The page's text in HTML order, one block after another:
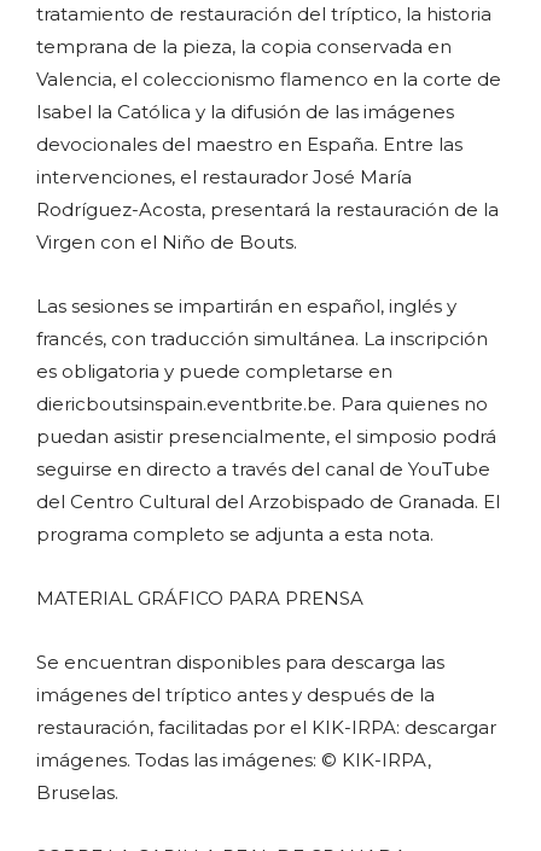
tratamiento de restauración del tríptico, la historia
temprana de la pieza, la copia conservada en
Valencia, el coleccionismo flamenco en la corte de
Isabel la Católica y la difusión de las imágenes
devocionales del maestro en España. Entre las
intervenciones, el restaurador José María
Rodríguez-Acosta, presentará la restauración de la
Virgen con el Niño de Bouts.
Las sesiones se impartirán en español, inglés y
francés, con traducción simultánea. La inscripción
es obligatoria y puede completarse en
diericboutsinspain.eventbrite.be. Para quienes no
puedan asistir presencialmente, el simposio podrá
seguirse en directo a través del canal de YouTube
del Centro Cultural del Arzobispado de Granada. El
programa completo se adjunta a esta nota.
MATERIAL GRÁFICO PARA PRENSA
Se encuentran disponibles para descarga las
imágenes del tríptico antes y después de la
restauración, facilitadas por el KIK-IRPA: descargar
imágenes. Todas las imágenes: © KIK-IRPA,
Bruselas.